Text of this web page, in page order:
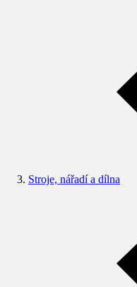
Stroje, nářadí a dílna